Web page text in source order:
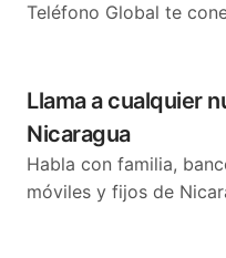
Teléfono Global te
Llama a cualquier
Nicaragua
Habla con familia,
móviles y fijos de